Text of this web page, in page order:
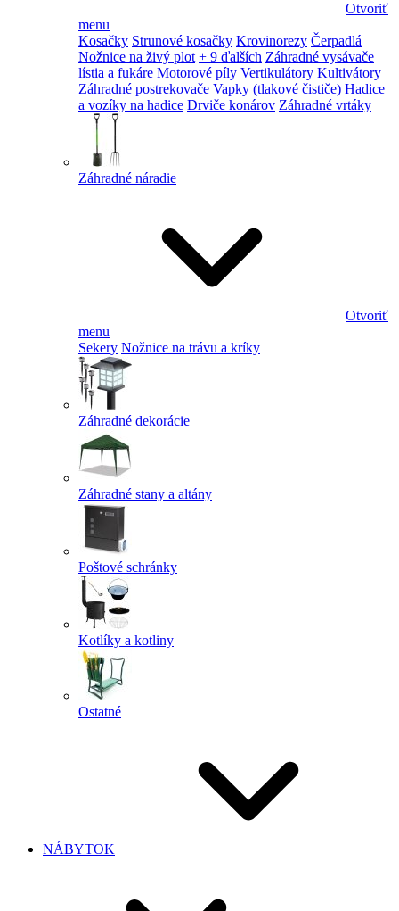
Otvoriť
menu
Kosačky Strunové kosačky Krovinorezy Čerpadlá
Nožnice na živý plot + 9 ďalších Záhradné vysávače
lístia a fukáre Motorové píly Vertikulátory Kultivátory
Záhradné postrekovače Vapky (tlakové čističe) Hadice
a vozíky na hadice Drviče konárov Záhradné vrtáky
Záhradné náradie
Otvoriť
menu
Sekery Nožnice na trávu a kríky
Záhradné dekorácie
Záhradné stany a altány
Poštové schránky
Kotlíky a kotliny
Ostatné
NÁBYTOK